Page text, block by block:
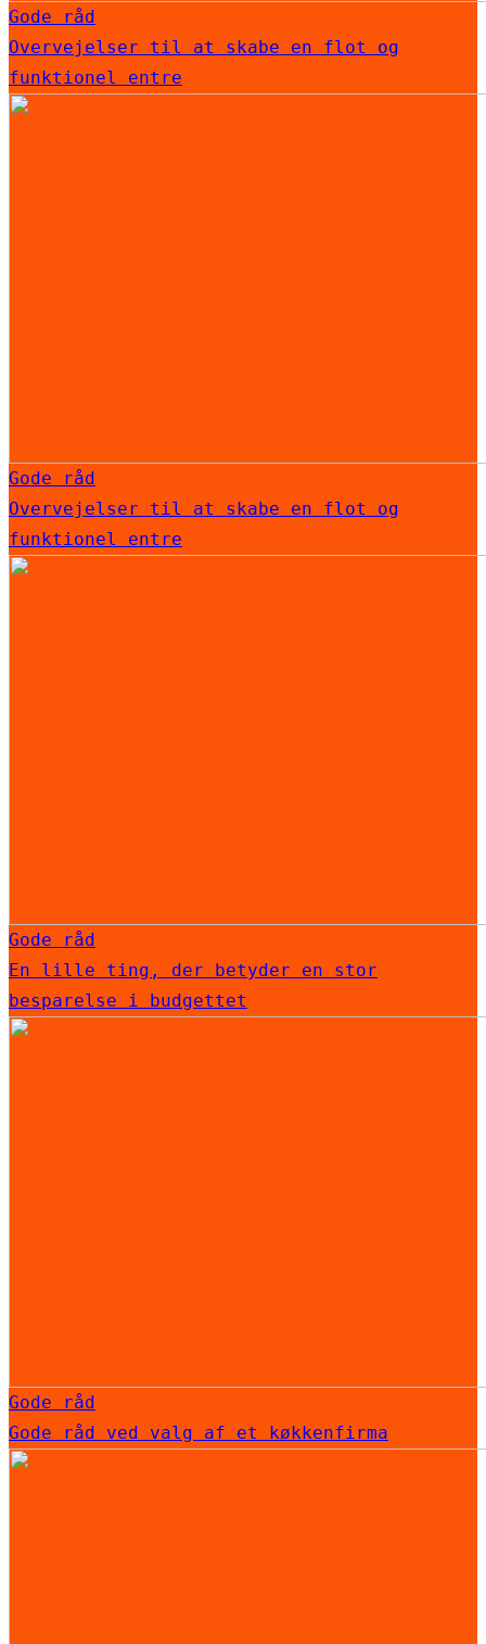
Gode råd
Overvejelser til at skabe en flot og
funktionel entre
Gode råd
Overvejelser til at skabe en flot og
funktionel entre
Gode råd
En lille ting, der betyder en stor
besparelse i budgettet
Gode råd
Gode råd ved valg af et køkkenfirma